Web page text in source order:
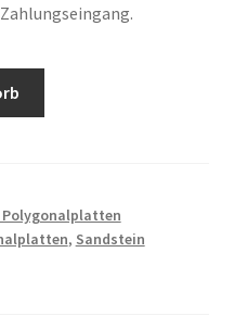
, Sandstein